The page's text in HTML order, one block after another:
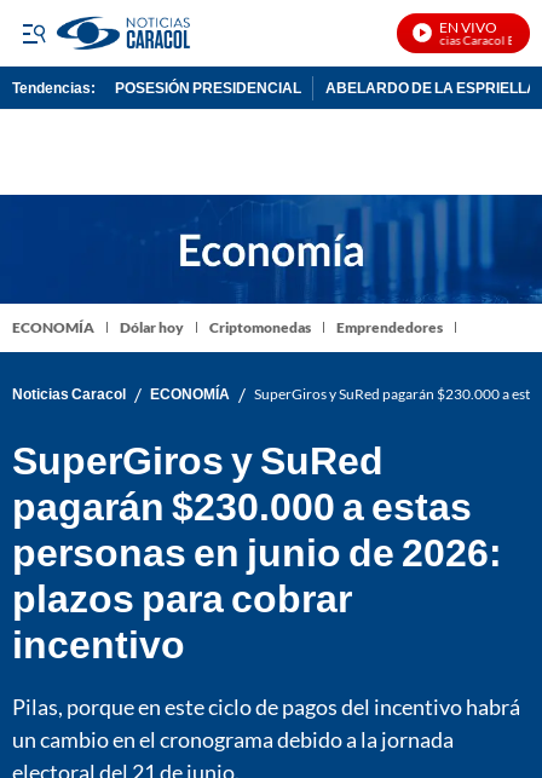
EN VIVO
Noticias Caracol En Vivo
Tendencias: POSESIÓN PRESIDENCIAL ABELARDO DE LA ESPRIELLA
ECONOMÍA Dólar hoy Criptomonedas Emprendedores
Noticias Caracol / ECONOMÍA / SuperGiros y SuRed pagarán $230.000 a
SuperGiros y SuRed
pagarán $230.000 a estas
personas en junio de 2026:
plazos para cobrar
incentivo
Pilas, porque en este ciclo de pagos del incentivo habrá
un cambio en el cronograma debido a la jornada
electoral del 21 de junio.